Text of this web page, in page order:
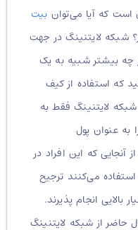
که آیا می‌توانبیت
لایتنینگ در جهت
شبیه به یک
استفاده از کیف
لایتنینگ فقط به
پول
که این افراد در
می‌کنند ترجیح
انجام پذیرند.
از شبکه لایتنینگ